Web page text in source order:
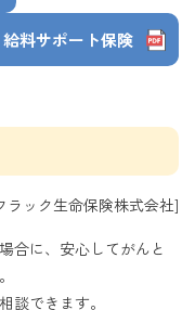
給料サポート保険
ラック生命保険株式会社]
合に、安心してがんと
談できます。